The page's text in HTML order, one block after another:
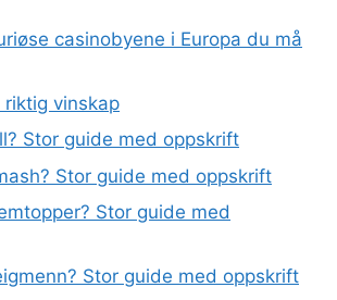
casinobyene i Europa du må
riktig vinskap
Stor guide med oppskrift
Stor guide med oppskrift
Stor guide med
Stor guide med oppskrift